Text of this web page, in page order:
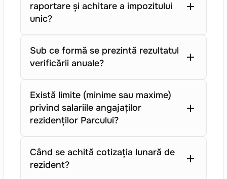
raportare și achitare a impozitului
unic?
Sub ce formă se prezintă rezultatul
verificării anuale?
Există limite (minime sau maxime)
privind salariile angajaților
rezidenților Parcului?
Când se achită cotizația lunară de
rezident?